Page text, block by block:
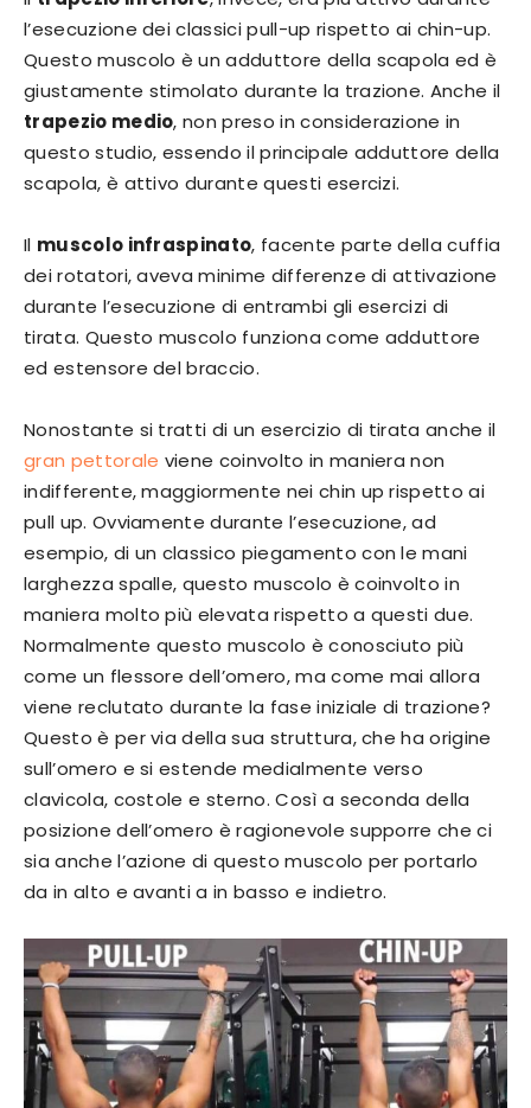
l’esecuzione dei classici pull-up rispetto ai chin-up.
Questo muscolo è un adduttore della scapola ed è
giustamente stimolato durante la trazione. Anche il
trapezio medio, non preso in considerazione in
questo studio, essendo il principale adduttore della
scapola, è attivo durante questi esercizi.
Il muscolo infraspinato, facente parte della cuffia
dei rotatori, aveva minime differenze di attivazione
durante l’esecuzione di entrambi gli esercizi di
tirata. Questo muscolo funziona come adduttore
ed estensore del braccio.
Nonostante si tratti di un esercizio di tirata anche il
gran pettorale viene coinvolto in maniera non
indifferente, maggiormente nei chin up rispetto ai
pull up. Ovviamente durante l’esecuzione, ad
esempio, di un classico piegamento con le mani
larghezza spalle, questo muscolo è coinvolto in
maniera molto più elevata rispetto a questi due.
Normalmente questo muscolo è conosciuto più
come un flessore dell’omero, ma come mai allora
viene reclutato durante la fase iniziale di trazione?
Questo è per via della sua struttura, che ha origine
sull’omero e si estende medialmente verso
clavicola, costole e sterno. Così a seconda della
posizione dell’omero è ragionevole supporre che ci
sia anche l’azione di questo muscolo per portarlo
da in alto e avanti a in basso e indietro.